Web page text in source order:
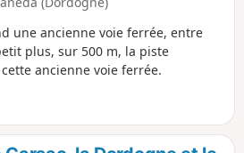
une ancienne voie ferrée, entre
plus, sur 500 m, la piste
ancienne voie ferrée.